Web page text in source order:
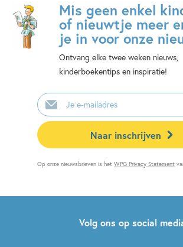
Mis geen enkel
of nieuwtje meer
je in voor onze
Ontvang elke twee weken nieuws,
kinderboekentips en inspiratie!
E-
mailadres
Naar inschrijven
Op onze nieuwsbrieven is hetWPG Privacy Statement
Volg ons op social